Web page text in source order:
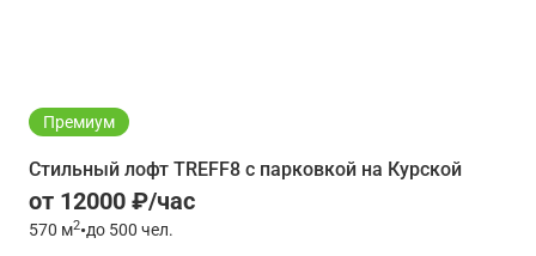
Премиум
Стильный лофт TREFF8 с парковкой на Курской
от 12000 ₽/час
570 м2•до 500 чел.